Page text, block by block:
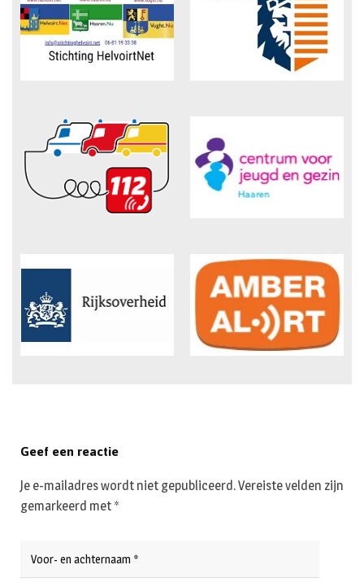
Geef een reactie
Je e-mailadres wordt niet gepubliceerd.Vereiste velden zijn
gemarkeerd met *